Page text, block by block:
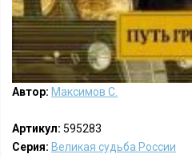
Автор: Максимов С.
Артикул: 595283
Серия: Великая судьба России